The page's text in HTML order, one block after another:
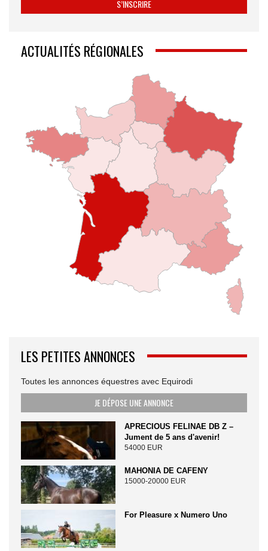
ACTUALITÉS RÉGIONALES
LES PETITES ANNONCES
Toutes les annonces équestres avec Equirodi
JE DÉPOSE UNE ANNONCE
APRECIOUS FELINAE DB Z –
Jument de 5 ans d'avenir!
54000 EUR
MAHONIA DE CAFENY
15000-20000 EUR
For Pleasure x Numero Uno